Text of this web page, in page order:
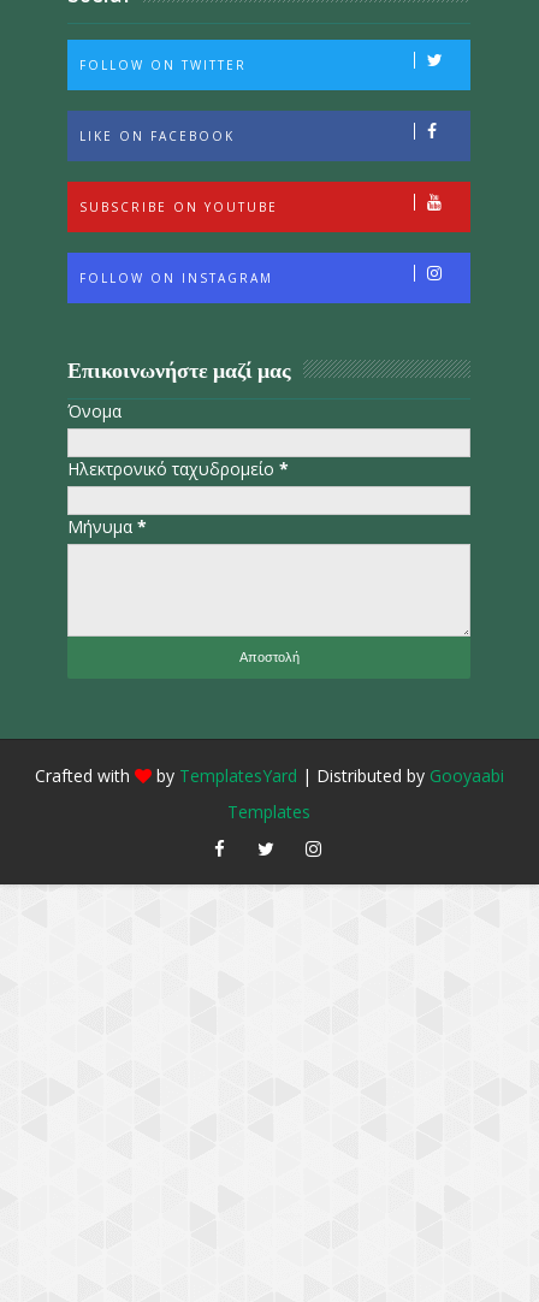
FOLLOW ON TWITTER
LIKE ON FACEBOOK
SUBSCRIBE ON YOUTUBE
FOLLOW ON INSTAGRAM
Επικοινωνήστε μαζί μας
Όνομα
Ηλεκτρονικό ταχυδρομείο*
Μήνυμα*
Crafted with by TemplatesYard | Distributed by Gooyaabi
Templates